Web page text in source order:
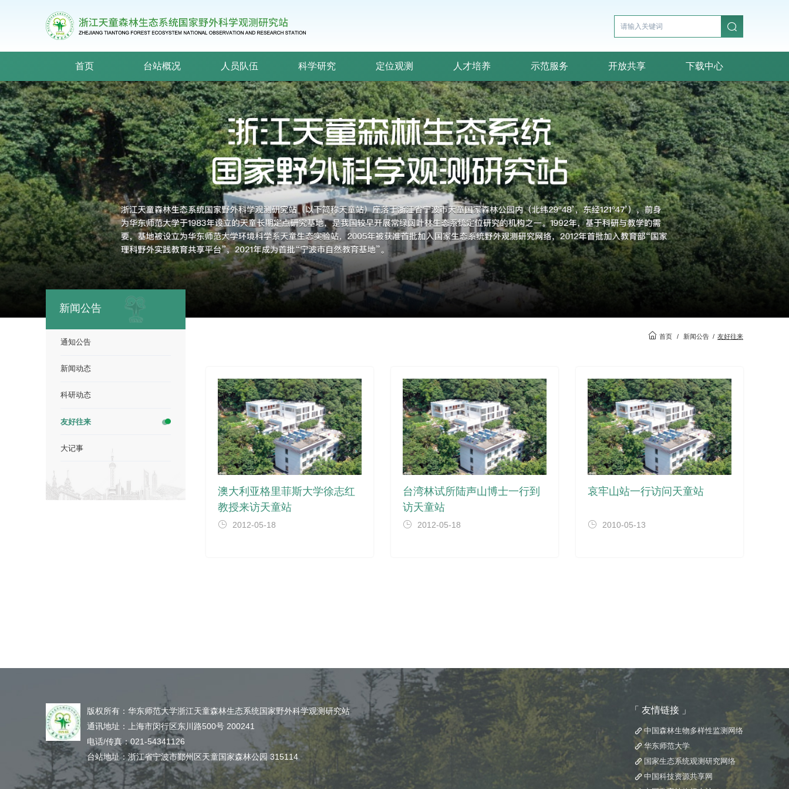
首页 台站概况 人员队伍 科学研究 定位观测 人才培养 示范服务 开放共享 下载中心
首页 / 新闻公告 / 友好往来
新闻公告
通知公告
新闻动态
科研动态
友好往来
大记事
澳大利亚格里菲斯大学徐志红
教授来访天童站
2012-05-18
台湾林试所陆声山博士一行到
访天童站
2012-05-18
哀牢山站一行访问天童站
2010-05-13
版权所有：华东师范大学浙江天童森林生态系统国家野外科学观测研究站
通讯地址： 上海市闵行区东川路500号 200241
电话/传真：021-54341126
台站地址：浙江省宁波市鄞州区天童国家森林公园 315114
「 友情链接 」
中国森林生物多样性监测网络
华东师范大学
国家生态系统观测研究网络
中国科技资源共享网